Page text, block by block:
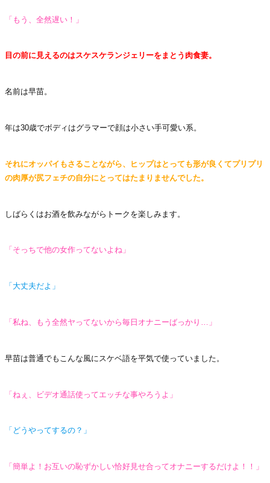
「もう、全然遅い！」
目の前に見えるのはスケスケランジェリーをまとう肉食妻。
名前は早苗。
年は30歳でボディはグラマーで顔は小さい手可愛い系。
それにオッパイもさることながら、ヒップはとっても形が良くてプリプリ
の肉厚が尻フェチの自分にとってはたまりませんでした。
しばらくはお酒を飲みながらトークを楽しみます。
「そっちで他の女作ってないよね」
「大丈夫だよ」
「私ね、もう全然ヤってないから毎日オナニーばっかり…」
早苗は普通でもこんな風にスケベ語を平気で使っていました。
「ねぇ、ビデオ通話使ってエッチな事やろうよ」
「どうやってするの？」
「簡単よ！お互いの恥ずかしい恰好見せ合ってオナニーするだけよ！！」